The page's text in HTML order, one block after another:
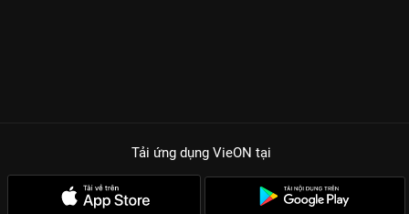
Tải ứng dụng VieON tại